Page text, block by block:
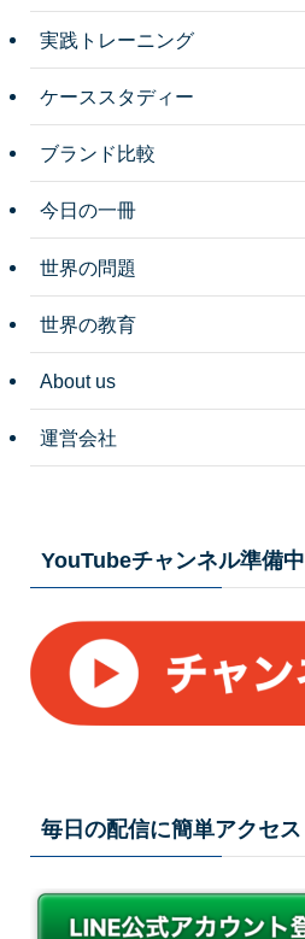
実践トレーニング
ケーススタディー
ブランド比較
今日の一冊
世界の問題
世界の教育
About us
運営会社
YouTubeチャンネル準備中
毎日の配信に簡単アクセス